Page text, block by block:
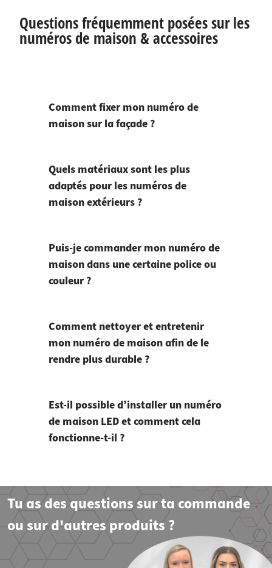
Questions fréquemment posées sur les
numéros de maison & accessoires
Comment fixer mon numéro de
maison sur la façade ?
Quels matériaux sont les plus
adaptés pour les numéros de
maison extérieurs ?
Puis-je commander mon numéro de
maison dans une certaine police ou
couleur ?
Comment nettoyer et entretenir
mon numéro de maison afin de le
rendre plus durable ?
Est-il possible d’installer un numéro
de maison LED et comment cela
fonctionne-t-il ?
Tu as des questions sur ta commande
ou sur d'autres produits ?